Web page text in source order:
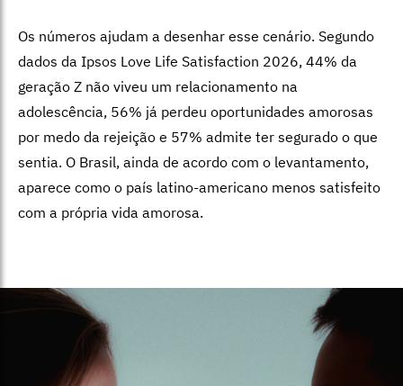
Os números ajudam a desenhar esse cenário. Segundo
dados da Ipsos Love Life Satisfaction 2026, 44% da
geração Z não viveu um relacionamento na
adolescência, 56% já perdeu oportunidades amorosas
por medo da rejeição e 57% admite ter segurado o que
sentia. O Brasil, ainda de acordo com o levantamento,
aparece como o país latino-americano menos satisfeito
com a própria vida amorosa.